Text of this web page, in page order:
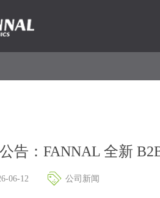
告：FANNAL 全新
06-12 公司新闻